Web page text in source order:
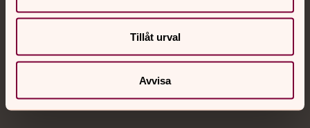
Tillåt urval
Avvisa
Digitalt brev
Svenska kyrkan